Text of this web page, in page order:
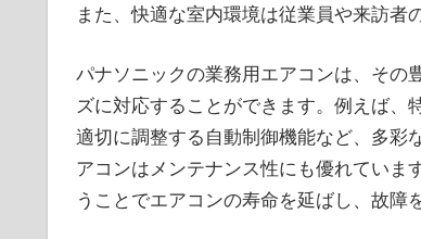
また、快適な室内環境は従業員や来訪者
パナソニックの業務用エアコンは、その
ズに対応することができます。例えば
適切に調整する自動制御機能など、多彩
アコンはメンテナンス性にも優れていま
うことでエアコンの寿命を延ばし、故障